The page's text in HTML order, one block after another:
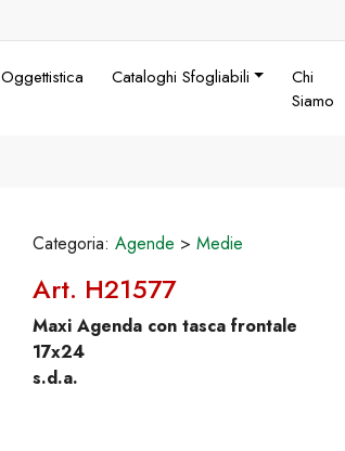
Oggettistica Cataloghi Sfogliabili
Chi
Siamo
Categoria: Agende > Medie
Art. H21577
Maxi Agenda con tasca frontale
17x24
s.d.a.